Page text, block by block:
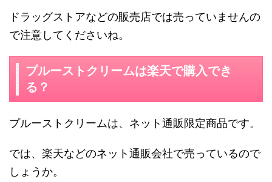
ドラッグストアなどの販売店では売っていませんの
で注意してくださいね。
プルーストクリームは楽天で購入でき
る？
プルーストクリームは、ネット通販限定商品です。
では、楽天などのネット通販会社で売っているので
しょうか。